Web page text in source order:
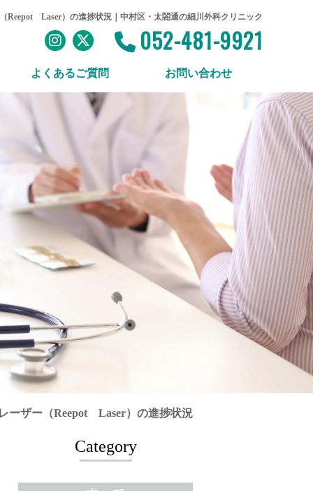
Reepot Laser）の進捗状況｜中村区・太閤通の細川外科クリニック
052-481-9921
よくあるご質問 お問い合わせ
ーザー（Reepot Laser）の進捗状況
Category